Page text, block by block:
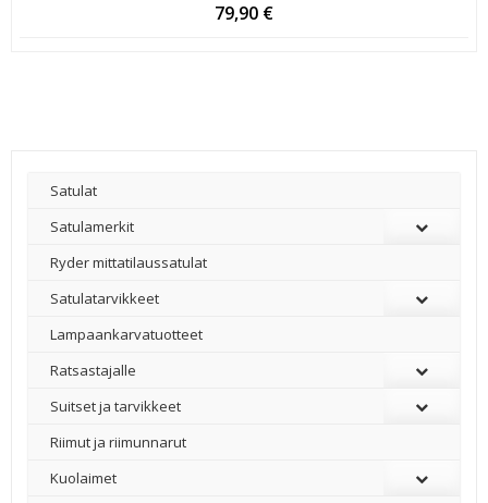
79,90 €
Satulat
Satulamerkit
Ryder mittatilaussatulat
Satulatarvikkeet
–
Lampaankarvatuotteet
Ratsastajalle
Suitset ja tarvikkeet
Riimut ja riimunnarut
Kuolaimet